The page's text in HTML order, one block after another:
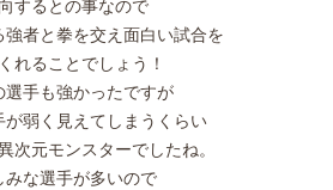
するとの事なので
強者と拳を交え面白い試合を
れることでしょう！
選手も強かったですが
が弱く見えてしまうくらい
次元モンスターでしたね。
みな選手が多いので